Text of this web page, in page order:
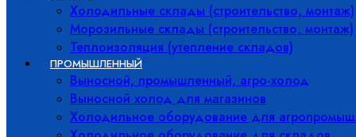
Холодильные склады (строительство, монтаж)
Морозильные склады (строительство, монтаж)
Теплоизоляция (утепление складов)
ПРОМЫШЛЕННЫЙ
Выносной, промышленный, агро-холод
Выносной холод для магазинов
Холодильное оборудование для